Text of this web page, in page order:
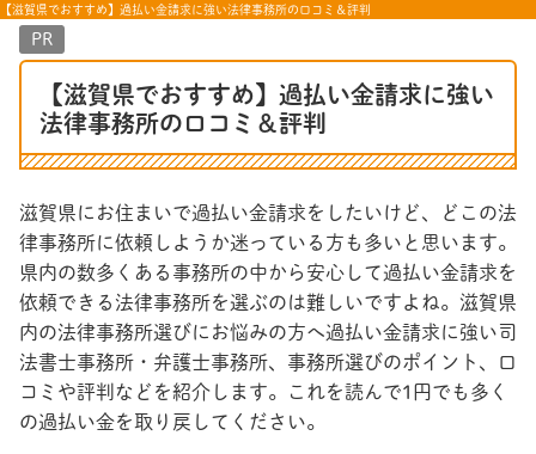
【滋賀県でおすすめ】過払い金請求に強い法律事務所の口コミ＆評判
PR
【滋賀県でおすすめ】過払い金請求に強い
法律事務所の口コミ＆評判
滋賀県にお住まいで過払い金請求をしたいけど、どこの法
律事務所に依頼しようか迷っている方も多いと思います。
県内の数多くある事務所の中から安心して過払い金請求を
依頼できる法律事務所を選ぶのは難しいですよね。滋賀県
内の法律事務所選びにお悩みの方へ過払い金請求に強い司
法書士事務所・弁護士事務所、事務所選びのポイント、口
コミや評判などを紹介します。これを読んで1円でも多く
の過払い金を取り戻してください。